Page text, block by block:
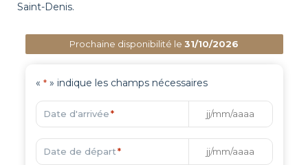
Saint-Denis.
Prochaine disponibilité le 31/10/2026
« *» indique les champs nécessaires
Date d'arrivée *
Date de départ *